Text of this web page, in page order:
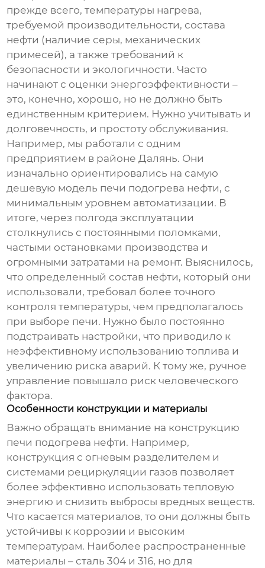
прежде всего, температуры нагрева,
требуемой производительности, состава
нефти (наличие серы, механических
примесей), а также требований к
безопасности и экологичности. Часто
начинают с оценки энергоэффективности –
это, конечно, хорошо, но не должно быть
единственным критерием. Нужно учитывать и
долговечность, и простоту обслуживания.
Например, мы работали с одним
предприятием в районе Далянь. Они
изначально ориентировались на самую
дешевую модель печи подогрева нефти, с
минимальным уровнем автоматизации. В
итоге, через полгода эксплуатации
столкнулись с постоянными поломками,
частыми остановками производства и
огромными затратами на ремонт. Выяснилось,
что определенный состав нефти, который они
использовали, требовал более точного
контроля температуры, чем предполагалось
при выборе печи. Нужно было постоянно
подстраивать настройки, что приводило к
неэффективному использованию топлива и
увеличению риска аварий. К тому же, ручное
управление повышало риск человеческого
фактора.
Особенности конструкции и материалы
Важно обращать внимание на конструкцию
печи подогрева нефти. Например,
конструкция с огневым разделителем и
системами рециркуляции газов позволяет
более эффективно использовать тепловую
энергию и снизить выбросы вредных веществ.
Что касается материалов, то они должны быть
устойчивы к коррозии и высоким
температурам. Наиболее распространенные
материалы – сталь 304 и 316, но для